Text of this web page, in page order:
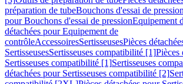
préparation de tubeBouchons d'essai de pression
pour Bouchons d'essai de pressionEquipement
détachées pour Equipement de
contrôleAccessoiresSertisseusesPièces
SertisseusesSertisseuses compatibilité [1]Pièces
Sertisseuses compatibilité [1]Sertisseuses
détachées pour Sertisseuses compatibilité [2]